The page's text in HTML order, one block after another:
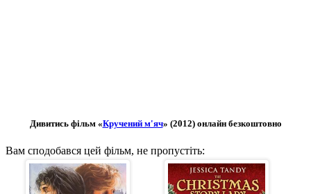
Дивитись фільм «Кручений м'яч» (2012) онлайн безкоштовно
Вам сподобався цей фільм, не пропустіть: